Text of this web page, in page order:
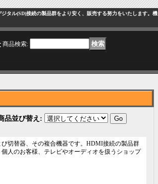
タル(SD)接続の製品群をより安く、販売する努力をいたします。機
商品検索:
品並び替え :
切替器、その複合機器です。HDMI接続の製品群
人のお客様、テレビやオーディオを扱うショップ